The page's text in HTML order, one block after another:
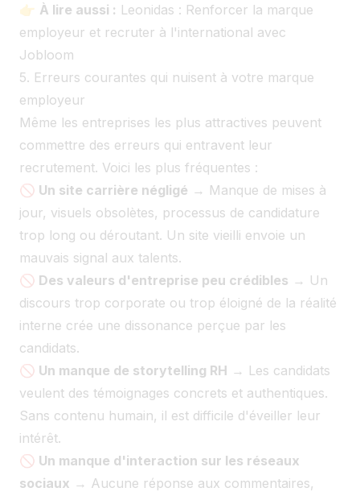
👉 À lire aussi : Leonidas : Renforcer la marque
employeur et recruter à l'international avec
Jobloom
5. Erreurs courantes qui nuisent à votre marque
employeur
Même les entreprises les plus attractives peuvent
commettre des erreurs qui entravent leur
recrutement. Voici les plus fréquentes :
🚫 Un site carrière négligé → Manque de mises à
jour, visuels obsolètes, processus de candidature
trop long ou déroutant. Un site vieilli envoie un
mauvais signal aux talents.
🚫 Des valeurs d'entreprise peu crédibles → Un
discours trop corporate ou trop éloigné de la réalité
interne crée une dissonance perçue par les
candidats.
🚫 Un manque de storytelling RH → Les candidats
veulent des témoignages concrets et authentiques.
Sans contenu humain, il est difficile d'éveiller leur
intérêt.
🚫 Un manque d'interaction sur les réseaux
sociaux → Aucune réponse aux commentaires,